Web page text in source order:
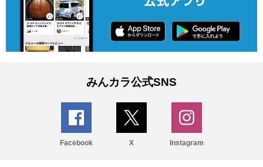
みんカラ公式SNS
Facebook X Instagram